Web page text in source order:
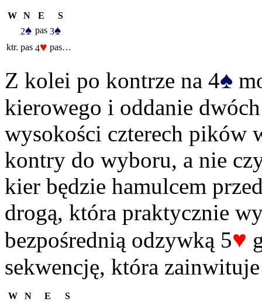
W N E
S
2♠ pas 3♠
ktr. pas 4♥ pas…
Z kolei po kontrze na 4♠
kierowego i oddanie
wysokości czterech pików
kontry do wyboru, a nie
kier będzie hamulcem
drogą, która praktycznie
bezpośrednią odzywką 5♥
sekwencję, która
W N E
S